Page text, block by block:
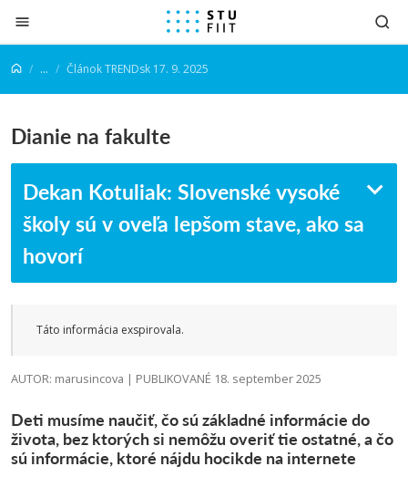
Prejsť na obsah
... Článok TRENDsk 17. 9. 2025
Dianie na fakulte
Dekan Kotuliak: Slovenské vysoké
školy sú v oveľa lepšom stave, ako sa
hovorí
Táto informácia exspirovala.
AUTOR: marusincova | PUBLIKOVANÉ 18. september 2025
Deti musíme naučiť, čo sú základné informácie do
života, bez ktorých si nemôžu overiť tie ostatné, a čo
sú informácie, ktoré nájdu hocikde na internete